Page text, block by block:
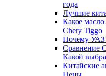
года
Лучшие
Какое
Chery Tiggo
Почему УАЗ
Сравнение
Какой
Китайские
Цены